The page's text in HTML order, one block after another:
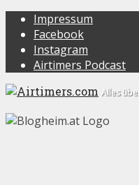
Impressum
Facebook
Instagram
Airtimers Podcast
Alles